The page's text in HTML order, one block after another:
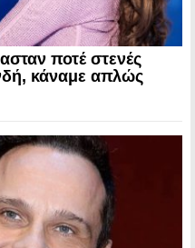
ποτέ στενές
κάναμε απλώς